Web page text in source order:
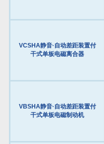
VCSHA静音·自动差距装置付
干式单板电磁离合器
VBSHA静音·自动差距装置付
干式单板电磁制动机